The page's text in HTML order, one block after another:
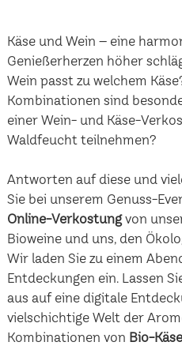
Käse und Wein – eine
Genießerherzen höher
Wein passt zu welchem
Kombinationen sind
einer Wein- und Käse-
Waldfeucht teilnehmen?
Antworten auf diese und
Sie bei unserem Genuss-
Online-Verkostungvon
Bioweine und uns, den
Wir laden Sie zu einem
Entdeckungen ein. Lassen
aus auf eine digitale
vielschichtige Welt der
Kombinationen von Bio-